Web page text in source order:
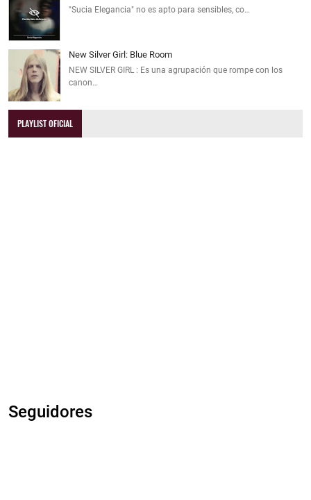
"Sucia Elegancia" no es apto para sensibles, co…
New Silver Girl: Blue Room
NEW SILVER GIRL : Es una agrupación que rompe con los
canon…
PLAYLIST OFICIAL
Seguidores